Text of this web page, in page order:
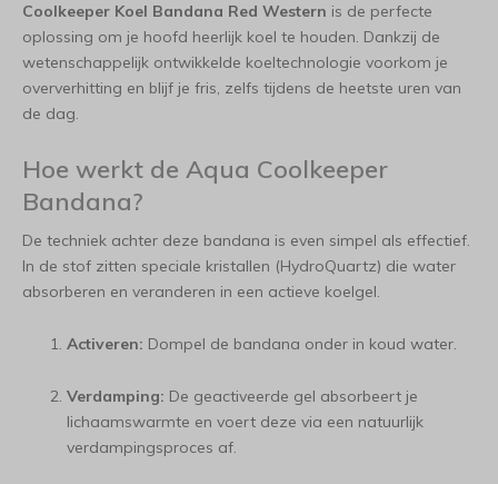
Coolkeeper Koel Bandana Red Western is de perfecte
oplossing om je hoofd heerlijk koel te houden. Dankzij de
wetenschappelijk ontwikkelde koeltechnologie voorkom je
oververhitting en blijf je fris, zelfs tijdens de heetste uren van
de dag.
Hoe werkt de Aqua Coolkeeper
Bandana?
De techniek achter deze bandana is even simpel als effectief.
In de stof zitten speciale kristallen (HydroQuartz) die water
absorberen en veranderen in een actieve koelgel.
Activeren: Dompel de bandana onder in koud water.
Verdamping: De geactiveerde gel absorbeert je
lichaamswarmte en voert deze via een natuurlijk
verdampingsproces af.